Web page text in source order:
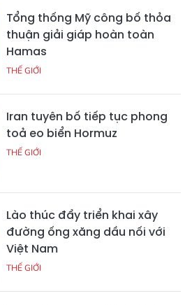
Tổng thống Mỹ công bố thỏa
thuận giải giáp hoàn toàn
Hamas
THẾ GIỚI
Iran tuyên bố tiếp tục phong
toả eo biển Hormuz
THẾ GIỚI
Lào thúc đẩy triển khai xây
đường ống xăng dầu nối với
Việt Nam
THẾ GIỚI